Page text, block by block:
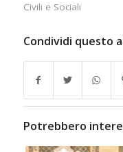
Civili e Sociali
Condividi questo
Potrebbero